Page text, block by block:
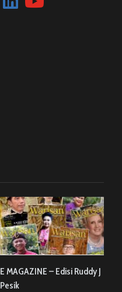
E MAGAZINE – Edisi Ruddy J
Pesik